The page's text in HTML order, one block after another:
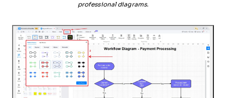
professional diagrams.